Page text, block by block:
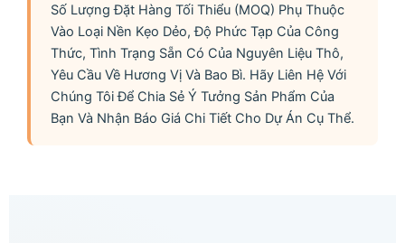
Số Lượng Đặt Hàng Tối Thiểu (MOQ) Phụ Thuộc
Vào Loại Nền Kẹo Dẻo, Độ Phức Tạp Của Công
Thức, Tình Trạng Sẵn Có Của Nguyên Liệu Thô,
Yêu Cầu Về Hương Vị Và Bao Bì. Hãy Liên Hệ Với
Chúng Tôi Để Chia Sẻ Ý Tưởng Sản Phẩm Của
Bạn Và Nhận Báo Giá Chi Tiết Cho Dự Án Cụ Thể.